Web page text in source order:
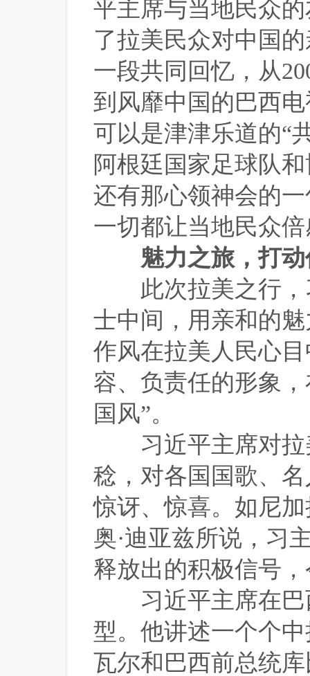
平主席与当地民众
了拉美民众对中国
一段共同回忆，从
到风靡中国的巴西
可以是津津乐道的“
阿根廷国家足球队
还有那心领神会的
一切都让当地民众
魅力之旅，打
此次拉美之行，
士中间，用亲和的
作风在拉美人民心
容、负责任的形象
国风”。
习近平主席对拉
稔，对各国国歌、
惊讶、惊喜。如尼
奥·迪亚兹所说，习
释放出的积极信号
习近平主席在巴
型。他讲述一个个
瓦尔和巴西前总统